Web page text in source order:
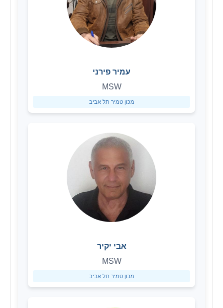
עמיר פירני
MSW
מכון טמיר תל אביב
אבי יקיר
MSW
מכון טמיר תל אביב